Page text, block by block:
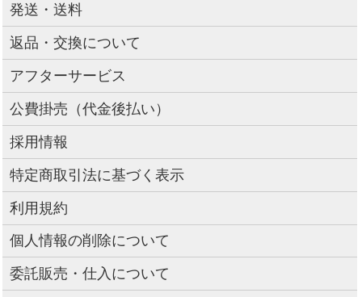
発送・送料
返品・交換について
アフターサービス
公費掛売（代金後払い）
採用情報
特定商取引法に基づく表示
利用規約
個人情報の削除について
委託販売・仕入について